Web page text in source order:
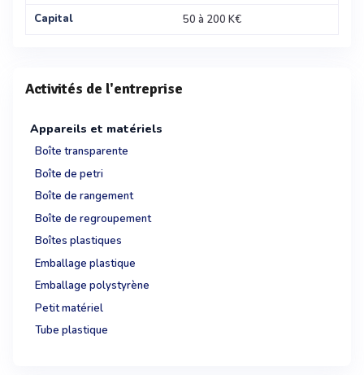
Capital
50 à 200 K€
Activités de l'entreprise
Appareils et matériels
Boîte transparente
Boîte de petri
Boîte de rangement
Boîte de regroupement
Boîtes plastiques
Emballage plastique
Emballage polystyrène
Petit matériel
Tube plastique